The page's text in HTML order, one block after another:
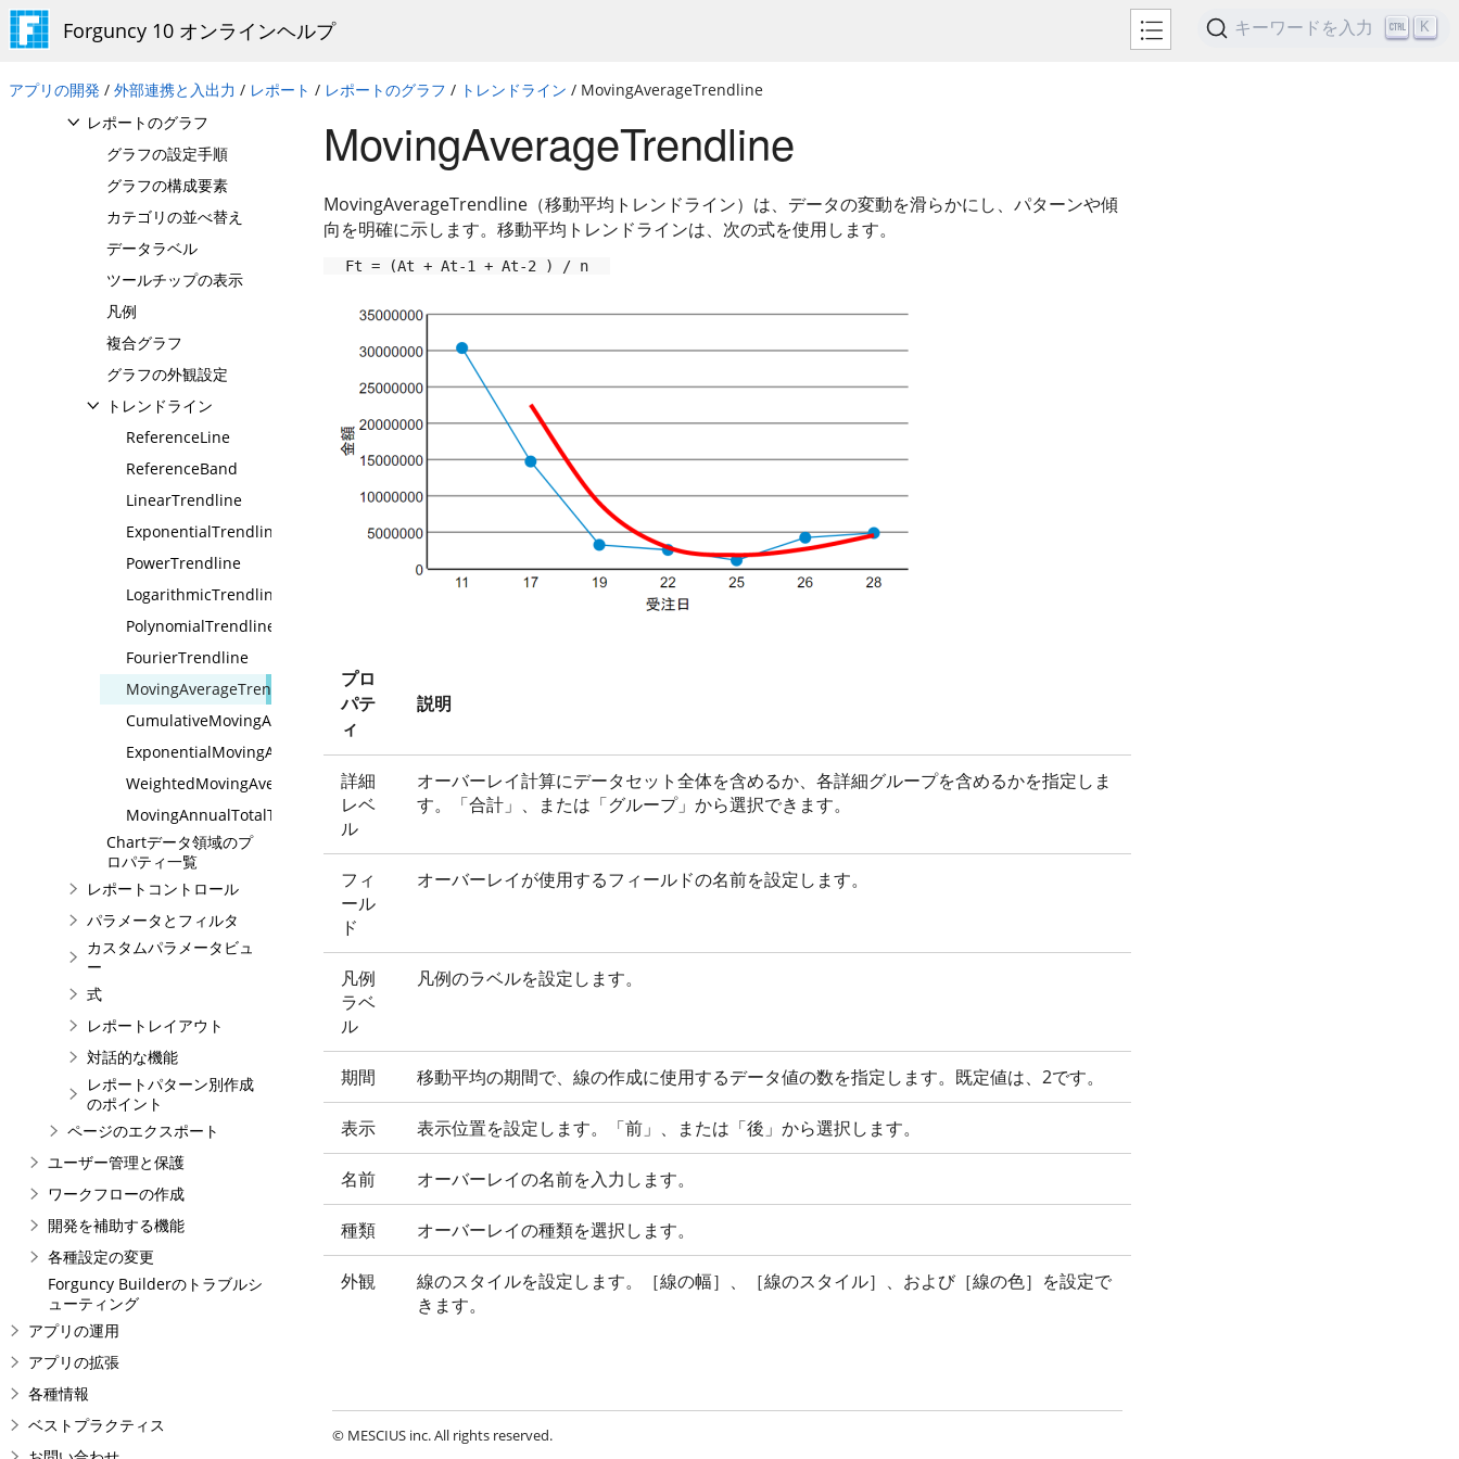
Forguncy 10 オンラインヘルプ キーワードを入力 K
アプリの開発 / 外部連携と入出力 / レポート / レポートのグラフ / トレンドライン / MovingAverageTrendline
Tableデータ領域
データのオーバーフロー
レポートのグラフ
グラフの設定手順
グラフの構成要素
カテゴリの並べ替え
データラベル
ツールチップの表示
凡例
複合グラフ
グラフの外観設定
トレンドライン
ReferenceLine
ReferenceBand
LinearTrendline
ExponentialTrendline
PowerTrendline
LogarithmicTrendline
PolynomialTrendline
FourierTrendline
MovingAverageTrendline
CumulativeMovingAverageTrendline
ExponentialMovingAverageTrendline
WeightedMovingAverageTrendline
MovingAnnualTotalTrendline
Chartデータ領域のプ
ロパティ一覧
レポートコントロール
パラメータとフィルタ
カスタムパラメータビュ
ー
式
レポートレイアウト
対話的な機能
レポートパターン別作成
のポイント
ページのエクスポート
ユーザー管理と保護
ワークフローの作成
開発を補助する機能
各種設定の変更
Forguncy Builderのトラブルシ
ューティング
アプリの運用
アプリの拡張
各種情報
ベストプラクティス
MovingAverageTrendline
MovingAverageTrendline（移動平均トレンドライン）は、データの変動を滑らかにし、パターンや傾
向を明確に示します。移動平均トレンドラインは、次の式を使用します。
Ft = (At + At-1 + At-2 ) / n
プロ
パテ
ィ
説明
詳細
レベ
ル
オーバーレイ計算にデータセット全体を含めるか、各詳細グループを含めるかを指定しま
す。「合計」、または「グループ」から選択できます。
フィ
ール
ド
オーバーレイが使用するフィールドの名前を設定します。
凡例
ラベ
ル
凡例のラベルを設定します。
期間 移動平均の期間で、線の作成に使用するデータ値の数を指定します。既定値は、2です。
表示 表示位置を設定します。「前」、または「後」から選択します。
名前 オーバーレイの名前を入力します。
種類 オーバーレイの種類を選択します。
外観
線のスタイルを設定します。［線の幅］、［線のスタイル］、および［線の色］を設定で
きます。
© MESCIUS inc. All rights reserved.